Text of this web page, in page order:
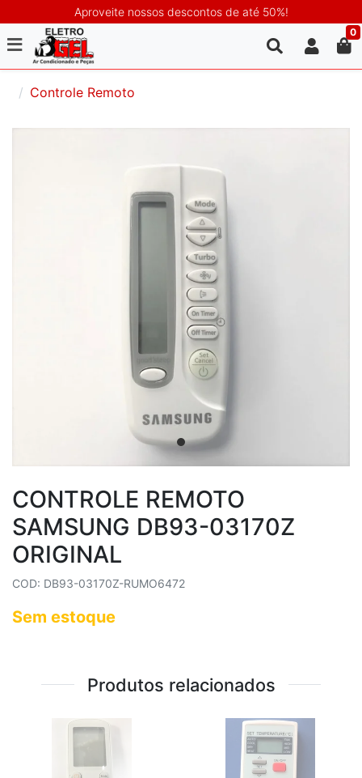
Aproveite nossos descontos de até 50%!
0
Controle Remoto
CONTROLE REMOTO
SAMSUNG DB93-03170Z
ORIGINAL
COD: DB93-03170Z-RUMO6472
Sem estoque
Produtos relacionados